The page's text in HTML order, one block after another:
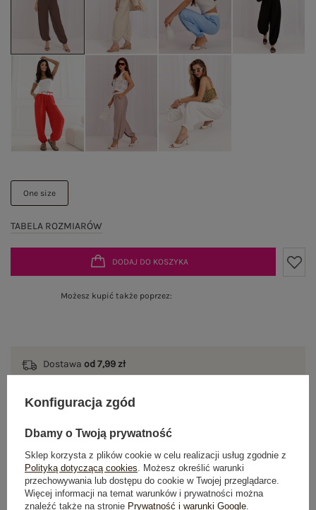
One size
TABELA ROZMIARÓW
DODAJ DO KOSZYKA
Możesz kupić także poprzez:
Dostawa od 7,99 zł
a wyślemyjeszcze dzisiaj!
100 dni na zwrot
Konfiguracja zgód
Dbamy o Twoją prywatność
Sklep korzysta z plików cookie w celu realizacji usług zgodnie z
Polityką dotyczącą cookies. Możesz określić warunki
przechowywania lub dostępu do cookie w Twojej przeglądarce.
Więcej informacji na temat warunków i prywatności można
znaleźć także na stronie Prywatność i warunki Google.